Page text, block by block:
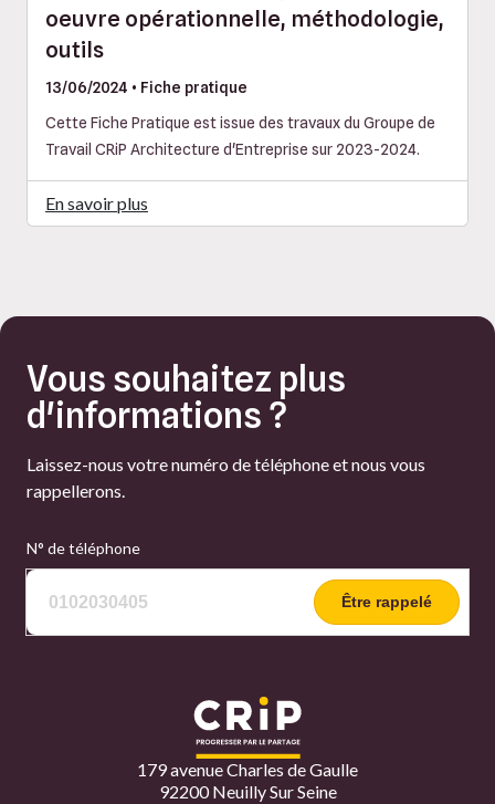
oeuvre opérationnelle, méthodologie,
outils
13/06/2024 • Fiche pratique
Cette Fiche Pratique est issue des travaux du Groupe de
Travail CRiP Architecture d'Entreprise sur 2023-2024.
En savoir plus
Vous souhaitez plus
d'informations ?
Laissez-nous votre numéro de téléphone et nous vous
rappellerons.
N° de téléphone
Être rappelé
179 avenue Charles de Gaulle
92200 Neuilly Sur Seine